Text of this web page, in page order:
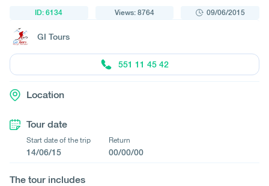
ID: 6134 Views: 8764 09/06/2015
GI Tours
551 11 45 42
Location
Tour date
Start date of the trip
14/06/15
Return
00/00/00
The tour includes